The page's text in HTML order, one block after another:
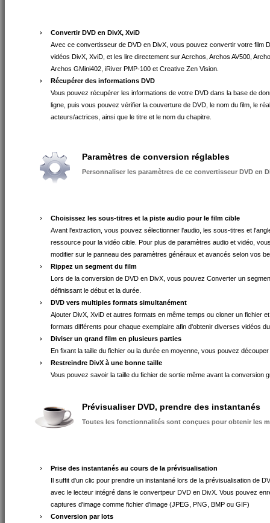
Convertir DVD en DivX, XviD
Avec ce convertisseur de DVD en DivX, vous pouvez convertir votre film
vidéos DivX, XviD, et les lire directement sur Acrchos, Archos AV500,
Archos GMini402, iRiver PMP-100 et Creative Zen Vision.
Récupérer des informations DVD
Vous pouvez récupérer les informations de votre DVD dans la base de
ligne, puis vous pouvez vérifier la couverture de DVD, le nom du film, le
acteurs/actrices, ainsi que le titre et le nom du chapitre.
Paramètres de conversion réglables
Personnaliser les paramètres de ce convertisseur DVD en
Choisissez les sous-titres et la piste audio pour le film cible
Avant l'extraction, vous pouvez sélectionner l'audio, les sous-titres et
ressource pour la vidéo cible. Pour plus de paramètres audio et vidéo,
modifier sur le panneau des paramètres généraux et avancés selon vos
Rippez un segment du film
Lors de la conversion de DVD en DivX, vous pouvez Converter un
définissant le début et la durée.
DVD vers multiples formats simultanément
Ajouter DivX, XviD et autres formats en même temps ou cloner un fichier
formats différents pour chaque exemplaire afin d'obtenir diverses vidéos
Diviser un grand film en plusieurs parties
En fixant la taille du fichier ou la durée en moyenne, vous pouvez
Restreindre DivX à une bonne taille
Vous pouvez savoir la taille du fichier de sortie même avant la conversion
Prévisualiser DVD, prendre des instantanés
Toutes les fonctionnalités sont conçues pour obtenir les
Prise des instantanés au cours de la prévisualisation
Il suffit d'un clic pour prendre un instantané lors de la prévisualisation de
avec le lecteur intégré dans le convertpeur DVD en DivX. Vous pouvez
captures d'image comme fichier d'image (JPEG, PNG, BMP ou GIF)
Conversion par lots